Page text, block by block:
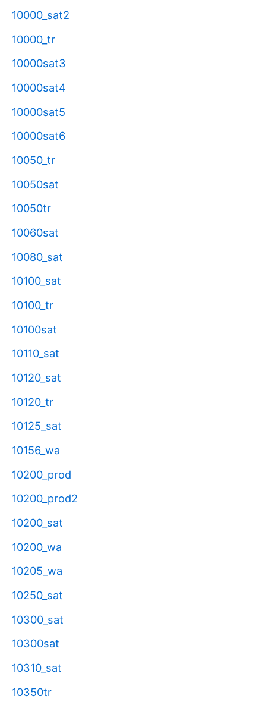
10000_sat2
10000_tr
10000sat3
10000sat4
10000sat5
10000sat6
10050_tr
10050sat
10050tr
10060sat
10080_sat
10100_sat
10100_tr
10100sat
10110_sat
10120_sat
10120_tr
10125_sat
10156_wa
10200_prod
10200_prod2
10200_sat
10200_wa
10205_wa
10250_sat
10300_sat
10300sat
10310_sat
10350tr